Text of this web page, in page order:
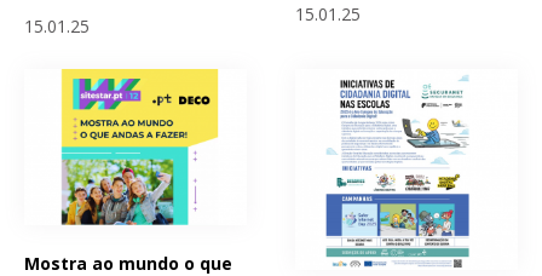
15.01.25
15.01.25
Mostra ao mundo o que